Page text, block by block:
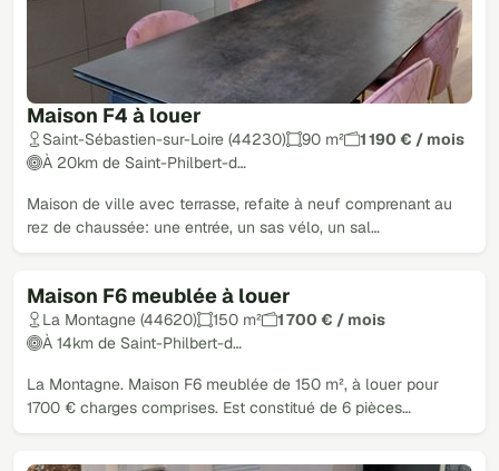
Maison F4 à louer
Saint-Sébastien-sur-Loire (44230) 90 m²
1 190 € / mois
À 20km de Saint-Philbert-d…
Maison de ville avec terrasse, refaite à neuf comprenant au
rez de chaussée: une entrée, un sas vélo, un sal…
Maison F6 meublée à louer
La Montagne (44620) 150 m²
1 700 € / mois
À 14km de Saint-Philbert-d…
La Montagne. Maison F6 meublée de 150 m², à louer pour
1700 € charges comprises. Est constitué de 6 pièces…